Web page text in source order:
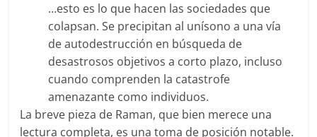
…esto es lo que hacen las sociedades que
colapsan. Se precipitan al unísono a una vía
de autodestrucción en búsqueda de
desastrosos objetivos a corto plazo, incluso
cuando comprenden la catastrofe
amenazante como individuos.
La breve pieza de Raman, que bien merece una
lectura completa, es una toma de posición notable.